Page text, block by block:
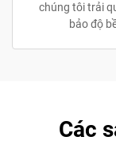
chúng tôi trải
bảo độ
Các